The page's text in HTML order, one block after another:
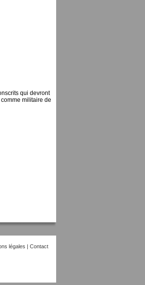
qui devront
militaire de
légales | Contact